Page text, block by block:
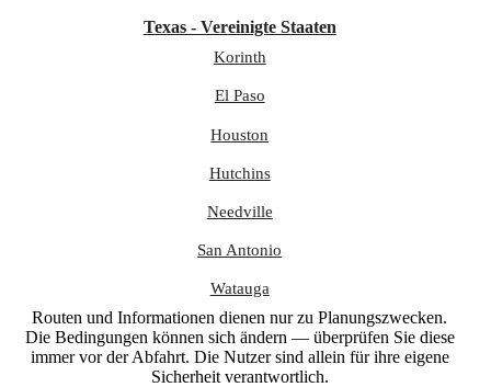
Texas - Vereinigte Staaten
Korinth
El Paso
Houston
Hutchins
Needville
San Antonio
Watauga
Routen und Informationen dienen nur zu Planungszwecken.
Die Bedingungen können sich ändern — überprüfen Sie diese
immer vor der Abfahrt. Die Nutzer sind allein für ihre eigene
Sicherheit verantwortlich.